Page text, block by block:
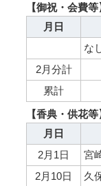
【御祝・会費等
月日
な
2月分計
累計
【香典・供花等
月日
2月1日
宮
2月10日
久